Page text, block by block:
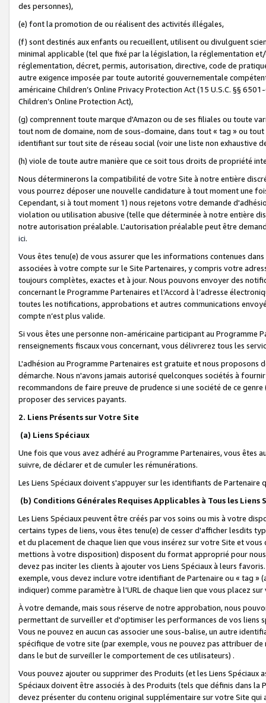
des personnes),
(e) font la promotion de ou réalisent des activités illégales,
(f) sont destinés aux enfants ou recueillent, utilisent ou divulguent
minimal applicable (tel que fixé par la législation, la réglementation
réglementation, décret, permis, autorisation, directive, code de
autre exigence imposée par toute autorité gouvernementale
américaine Children’s Online Privacy Protection Act (15 U.S.C. §§
Children’s Online Protection Act),
(g) comprennent toute marque d'Amazon ou de ses filiales ou toute
tout nom de domaine, nom de sous-domaine, dans tout « tag » ou
identifiant sur tout site de réseau social (voir une liste non exhaustive
(h) viole de toute autre manière que ce soit tous droits de propriété
Nous déterminerons la compatibilité de votre Site à notre entière
vous pourrez déposer une nouvelle candidature à tout moment une
Cependant, si à tout moment 1) nous rejetons votre demande
violation ou utilisation abusive (telle que déterminée à notre entière
notre autorisation préalable. L'autorisation préalable peut être
ici.
Vous êtes tenu(e) de vous assurer que les informations contenues
associées à votre compte sur le Site Partenaires, y compris votre
toujours complètes, exactes et à jour. Nous pouvons envoyer des
concernant le Programme Partenaires et l'Accord à l’adresse
toutes les notifications, approbations et autres communications
compte n’est plus valide.
Si vous êtes une personne non-américaine participant au
renseignements fiscaux vous concernant, vous délivrerez tous les
L'adhésion au Programme Partenaires est gratuite et nous proposons
démarche. Nous n'avons jamais autorisé quelconques sociétés à
recommandons de faire preuve de prudence si une société de ce
proposer des services payants.
2. Liens Présents sur Votre Site
(a) Liens Spéciaux
Une fois que vous avez adhéré au Programme Partenaires, vous êtes
suivre, de déclarer et de cumuler les rémunérations.
Les Liens Spéciaux doivent s'appuyer sur les identifiants de Partenaire
(b) Conditions Générales Requises Applicables à Tous les Liens
Les Liens Spéciaux peuvent être créés par vos soins ou mis à votre
certains types de liens, vous êtes tenu(e) de cesser d'afficher lesdits
et du placement de chaque lien que vous insérez sur votre Site et
mettions à votre disposition) disposent du format approprié pour
devez pas inciter les clients à ajouter vos Liens Spéciaux à leurs
exemple, vous devez inclure votre identifiant de Partenaire ou « tag
indiquer) comme paramètre à l'URL de chaque lien que vous placez
À votre demande, mais sous réserve de notre approbation, nous
permettant de surveiller et d'optimiser les performances de vos liens
Vous ne pouvez en aucun cas associer une sous-balise, un autre
spécifique de votre site (par exemple, vous ne pouvez pas attribuer
dans le but de surveiller le comportement de ces utilisateurs) .
Vous pouvez ajouter ou supprimer des Produits (et les Liens
Spéciaux doivent être associés à des Produits (tels que définis dans
devez présenter du contenu original supplémentaire sur votre Site qui